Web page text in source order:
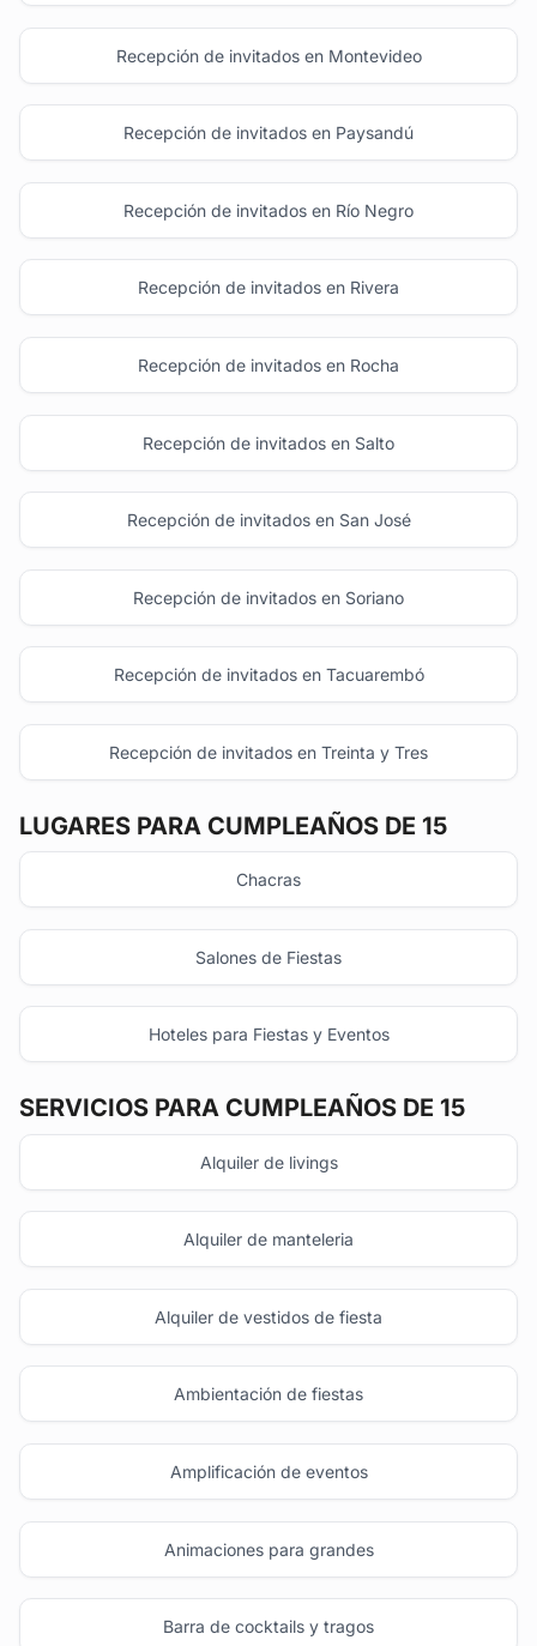
Recepción de invitados en Montevideo
Recepción de invitados en Paysandú
Recepción de invitados en Río Negro
Recepción de invitados en Rivera
Recepción de invitados en Rocha
Recepción de invitados en Salto
Recepción de invitados en San José
Recepción de invitados en Soriano
Recepción de invitados en Tacuarembó
Recepción de invitados en Treinta y Tres
LUGARES PARA CUMPLEAÑOS DE 15
Chacras
Salones de Fiestas
Hoteles para Fiestas y Eventos
SERVICIOS PARA CUMPLEAÑOS DE 15
Alquiler de livings
Alquiler de manteleria
Alquiler de vestidos de fiesta
Ambientación de fiestas
Amplificación de eventos
Animaciones para grandes
Barra de cocktails y tragos